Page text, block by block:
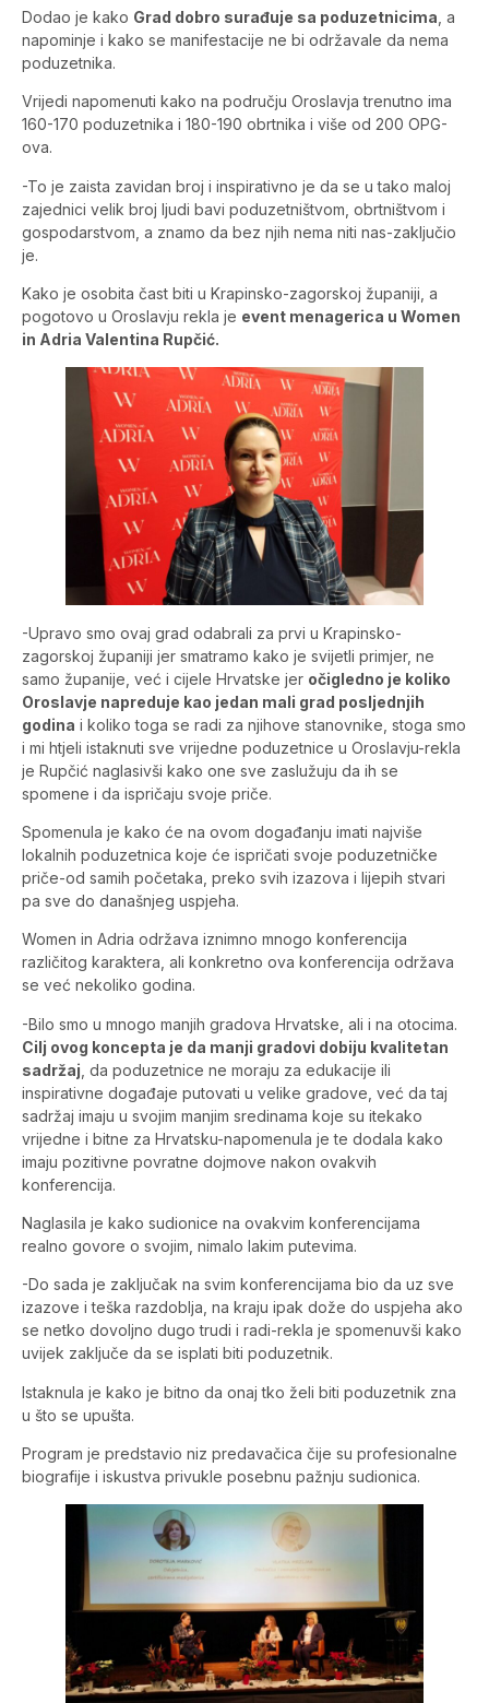
Dodao je kako Grad dobro surađuje sa poduzetnicima , a
napominje i kako se manifestacije ne bi održavale da nema
poduzetnika.
Vrijedi napomenuti kako na području Oroslavja trenutno ima
160-170 poduzetnika i 180-190 obrtnika i više od 200 OPG-
ova.
-To je zaista zavidan broj i inspirativno je da se u tako maloj
zajednici velik broj ljudi bavi poduzetništvom, obrtništvom i
gospodarstvom, a znamo da bez njih nema niti nas-zaključio
je.
Kako je osobita čast biti u Krapinsko-zagorskoj županiji, a
pogotovo u Oroslavju rekla je event menagerica u Women
in Adria Valentina Rupčić.
-Upravo smo ovaj grad odabrali za prvi u Krapinsko-
zagorskoj županiji jer smatramo kako je svijetli primjer, ne
samo županije, već i cijele Hrvatske jer očigledno je koliko
Oroslavje napreduje kao jedan mali grad posljednjih
godina i koliko toga se radi za njihove stanovnike, stoga smo
i mi htjeli istaknuti sve vrijedne poduzetnice u Oroslavju-rekla
je Rupčić naglasivši kako one sve zaslužuju da ih se
spomene i da ispričaju svoje priče.
Spomenula je kako će na ovom događanju imati najviše
lokalnih poduzetnica koje će ispričati svoje poduzetničke
priče-od samih početaka, preko svih izazova i lijepih stvari
pa sve do današnjeg uspjeha.
Women in Adria održava iznimno mnogo konferencija
različitog karaktera, ali konkretno ova konferencija održava
se već nekoliko godina.
-Bilo smo u mnogo manjih gradova Hrvatske, ali i na otocima.
Cilj ovog koncepta je da manji gradovi dobiju kvalitetan
sadržaj , da poduzetnice ne moraju za edukacije ili
inspirativne događaje putovati u velike gradove, već da taj
sadržaj imaju u svojim manjim sredinama koje su itekako
vrijedne i bitne za Hrvatsku-napomenula je te dodala kako
imaju pozitivne povratne dojmove nakon ovakvih
konferencija.
Naglasila je kako sudionice na ovakvim konferencijama
realno govore o svojim, nimalo lakim putevima.
-Do sada je zaključak na svim konferencijama bio da uz sve
izazove i teška razdoblja, na kraju ipak dože do uspjeha ako
se netko dovoljno dugo trudi i radi-rekla je spomenuvši kako
uvijek zaključe da se isplati biti poduzetnik.
Istaknula je kako je bitno da onaj tko želi biti poduzetnik zna
u što se upušta.
Program je predstavio niz predavačica čije su profesionalne
biografije i iskustva privukle posebnu pažnju sudionica.